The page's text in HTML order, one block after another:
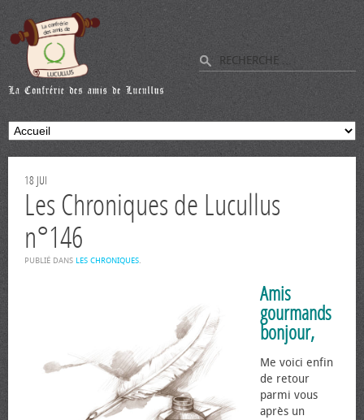
18 JUI
Les Chroniques de Lucullus
n°146
PUBLIÉ DANS LES CHRONIQUES.
Amis
gourmands
bonjour,
Me voici enfin
de retour
parmi vous
après un